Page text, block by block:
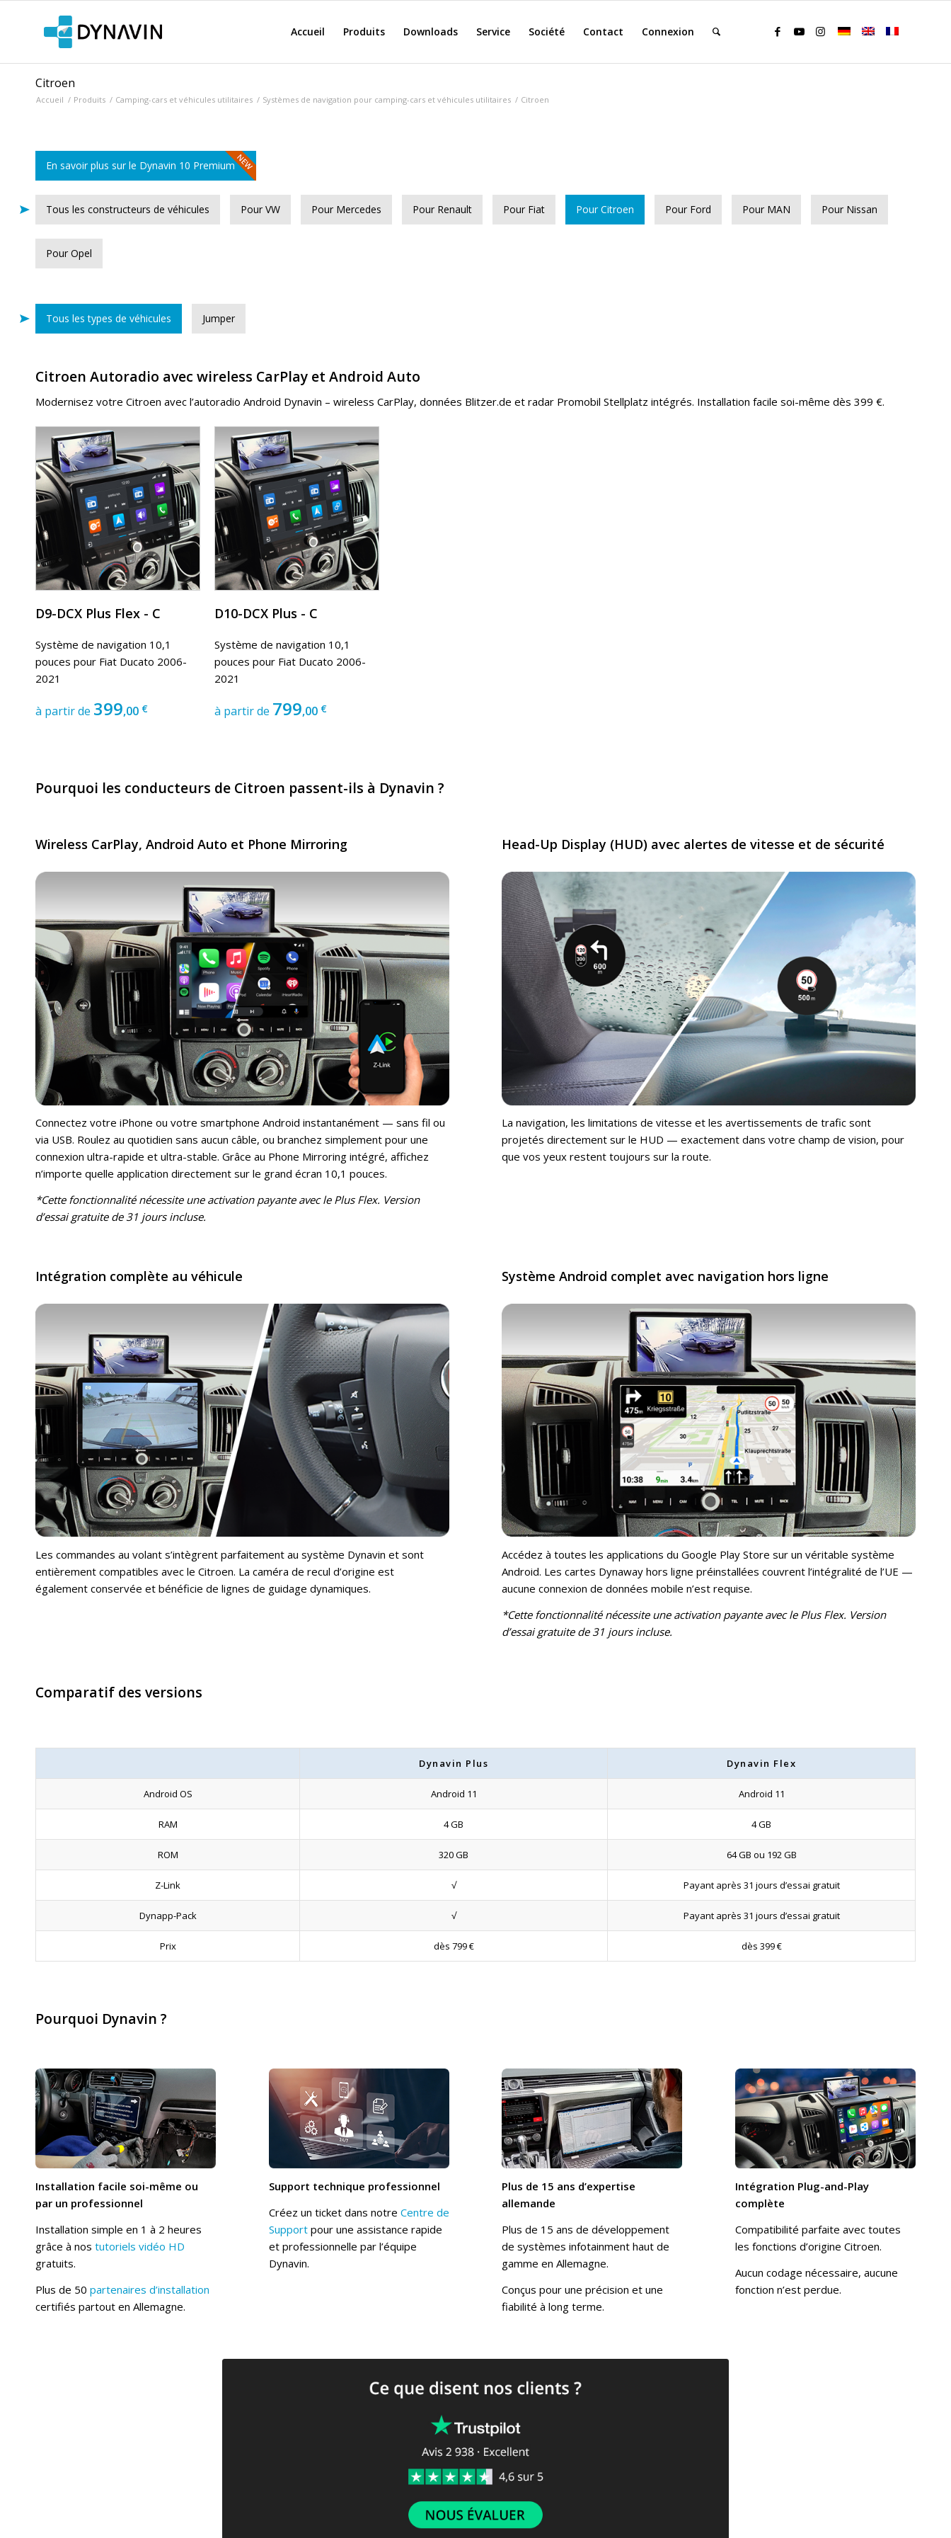
Accueil Produits Downloads Service Société Contact Connexion
Citroen
Accueil / Produits / Camping-cars et véhicules utilitaires / Systèmes de navigation pour camping-cars et véhicules utilitaires / Citroen
En savoir plus sur le Dynavin 10 Premium
Tous les constructeurs de véhicules Pour VW Pour Mercedes Pour Renault Pour Fiat Pour Citroen Pour Ford Pour MAN Pour Nissan
Pour Opel
Tous les types de véhicules Jumper
Citroen Autoradio avec wireless CarPlay et Android Auto
Modernisez votre Citroen avec l’autoradio Android Dynavin – wireless CarPlay, données Blitzer.de et radar Promobil Stellplatz intégrés. Installation facile soi-même dès 399 €.
D9-DCX Plus Flex - C
Système de navigation 10,1
pouces pour Fiat Ducato 2006-
2021
à partir de 399,00 €
D10-DCX Plus - C
Système de navigation 10,1
pouces pour Fiat Ducato 2006-
2021
à partir de 799,00 €
Pourquoi les conducteurs de Citroen passent-ils à Dynavin ?
Wireless CarPlay, Android Auto et Phone Mirroring
Connectez votre iPhone ou votre smartphone Android instantanément — sans fil ou
via USB. Roulez au quotidien sans aucun câble, ou branchez simplement pour une
connexion ultra-rapide et ultra-stable. Grâce au Phone Mirroring intégré, affichez
n’importe quelle application directement sur le grand écran 10,1 pouces.
*Cette fonctionnalité nécessite une activation payante avec le Plus Flex. Version
d’essai gratuite de 31 jours incluse.
Head-Up Display (HUD) avec alertes de vitesse et de sécurité
La navigation, les limitations de vitesse et les avertissements de trafic sont
projetés directement sur le HUD — exactement dans votre champ de vision, pour
que vos yeux restent toujours sur la route.
Intégration complète au véhicule
Les commandes au volant s’intègrent parfaitement au système Dynavin et sont
entièrement compatibles avec le Citroen. La caméra de recul d’origine est
également conservée et bénéficie de lignes de guidage dynamiques.
Système Android complet avec navigation hors ligne
Accédez à toutes les applications du Google Play Store sur un véritable système
Android. Les cartes Dynaway hors ligne préinstallées couvrent l’intégralité de l’UE —
aucune connexion de données mobile n’est requise.
*Cette fonctionnalité nécessite une activation payante avec le Plus Flex. Version
d’essai gratuite de 31 jours incluse.
Comparatif des versions
Dynavin Plus Dynavin Flex
Android OS Android 11 Android 11
RAM 4 GB 4 GB
ROM 320 GB 64 GB ou 192 GB
Z-Link √ Payant après 31 jours d’essai gratuit
Dynapp-Pack √ Payant après 31 jours d’essai gratuit
Prix dès 799 € dès 399 €
Pourquoi Dynavin ?
Installation facile soi-même ou
par un professionnel
Installation simple en 1 à 2 heures
grâce à nos tutoriels vidéo HD
gratuits.
Plus de 50 partenaires d’installation
certifiés partout en Allemagne.
Support technique professionnel
Créez un ticket dans notre Centre de
Supportpour une assistance rapide
et professionnelle par l’équipe
Dynavin.
Plus de 15 ans d’expertise
allemande
Plus de 15 ans de développement
de systèmes infotainment haut de
gamme en Allemagne.
Conçus pour une précision et une
fiabilité à long terme.
Intégration Plug-and-Play
complète
Compatibilité parfaite avec toutes
les fonctions d’origine Citroen.
Aucun codage nécessaire, aucune
fonction n’est perdue.